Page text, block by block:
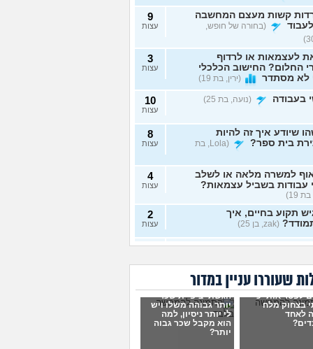
קשות מעצם המחשבה
(בחורה של חופש,
9
עצות
לעצמאות או לרדוף
החלום? החישוב הכלכלי
לא מסתדר
(ירין, בת 19)
3
עצות
בעבודה (נועה, בת 25) 10
עצות
שיודע איך זה להיות
בית ספר?
(Lola, בת
8
עצות
למשרה מלאה או לשלב
עבודות בשביל עצמאות?
19)
4
עצות
תקוע בחיים, איך
(zak, בן 25)
2
עצות
לעשות כסף מתמונות של
שיגלו אותי?
(אליס, בת
7
כמעט הכול בקשר
סלאש לימודים
שאין עתיד
(אנונימית, בת
4
עצות
שעוררו עניין במדור
לפטר אותי כי
בצחוק מלח
לאחד
הגשתי ציפיית שכר
יותר גבוהה משלו ויש
לי יותר ניסיון, למה
הוא מקבל שכר גבוה
יותר?